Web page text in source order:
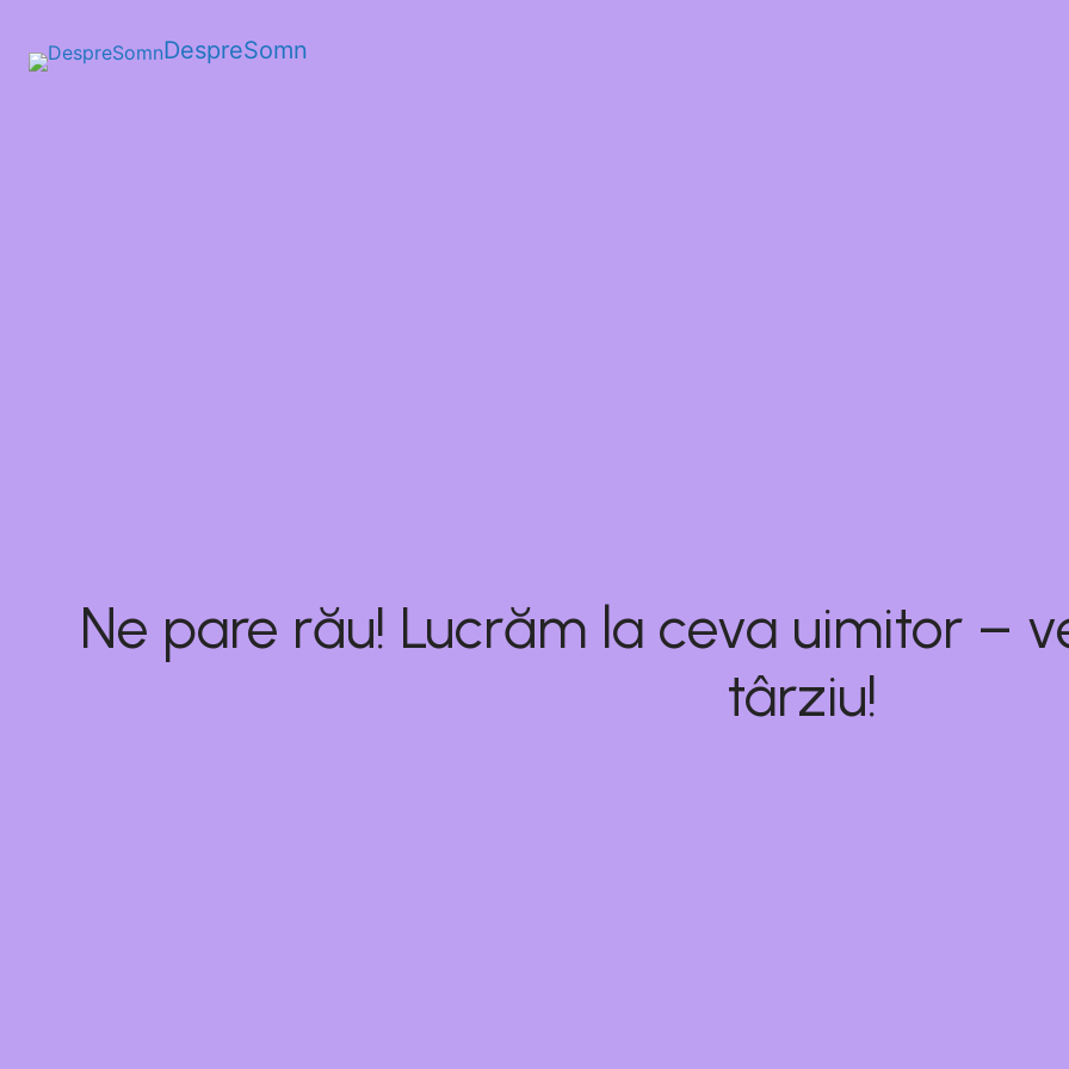
DespreSomn
Ne pare rău! Lucrăm la ceva uimitor –
târziu!